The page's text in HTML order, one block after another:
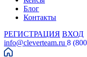
Блог
Контакты
РЕГИСТРАЦИЯ ВХОД
info@cleverteam.ru 8